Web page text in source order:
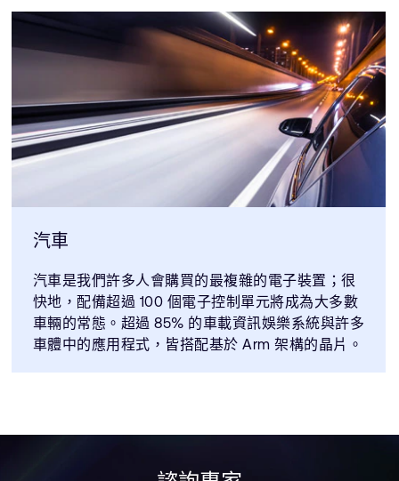
汽車
汽車是我們許多人會購買的最複雜的電子裝置；很
快地，配備超過 100 個電子控制單元將成為大多數
車輛的常態。超過 85% 的車載資訊娛樂系統與許多
車體中的應用程式，皆搭配基於 Arm 架構的晶片。